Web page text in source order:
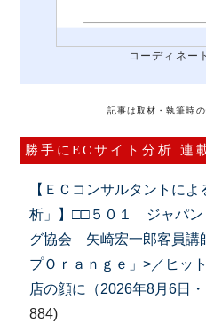
コーディネー
記事は取材・執筆時
勝手にECサイト分析 連
【ＥＣコンサルタントに
析」】□□５０１ ジャパン
グ協会 矢崎宏一郎客員講
プＯｒａｎｇｅ」>／ヒッ
店の顔に（2026年8月6日
884)